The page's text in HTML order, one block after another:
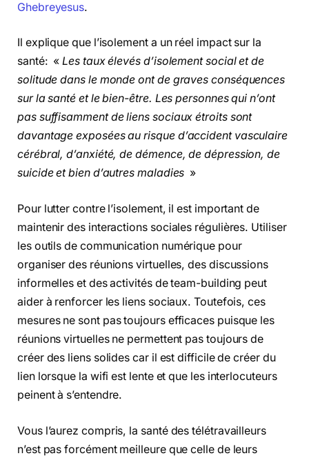
Ghebreyesus.
Il explique que l’isolement a un réel impact sur la
santé: «Les taux élevés d’isolement social et de
solitude dans le monde ont de graves conséquences
sur la santé et le bien-être. Les personnes qui n’ont
pas suffisamment de liens sociaux étroits sont
davantage exposées au risque d’accident vasculaire
cérébral, d’anxiété, de démence, de dépression, de
suicide et bien d’autres maladies »
Pour lutter contre l’isolement, il est important de
maintenir des interactions sociales régulières. Utiliser
les outils de communication numérique pour
organiser des réunions virtuelles, des discussions
informelles et des activités de team-building peut
aider à renforcer les liens sociaux. Toutefois, ces
mesures ne sont pas toujours efficaces puisque les
réunions virtuelles ne permettent pas toujours de
créer des liens solides car il est difficile de créer du
lien lorsque la wifi est lente et que les interlocuteurs
peinent à s’entendre.
Vous l’aurez compris, la santé des télétravailleurs
n’est pas forcément meilleure que celle de leurs